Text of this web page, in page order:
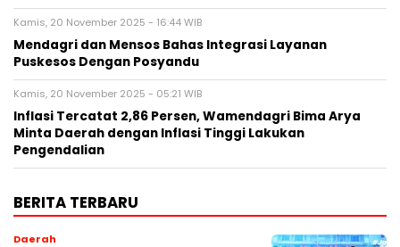
Kamis, 20 November 2025 - 16:44 WIB
Mendagri dan Mensos Bahas Integrasi Layanan
Puskesos Dengan Posyandu
Kamis, 20 November 2025 - 05:21 WIB
Inflasi Tercatat 2,86 Persen, Wamendagri Bima Arya
Minta Daerah dengan Inflasi Tinggi Lakukan
Pengendalian
BERITA TERBARU
Daerah